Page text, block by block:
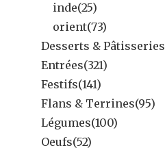
inde(25)
orient(73)
Desserts & Pâtisseries
Entrées(321)
Festifs(141)
Flans & Terrines(95)
Légumes(100)
Oeufs(52)